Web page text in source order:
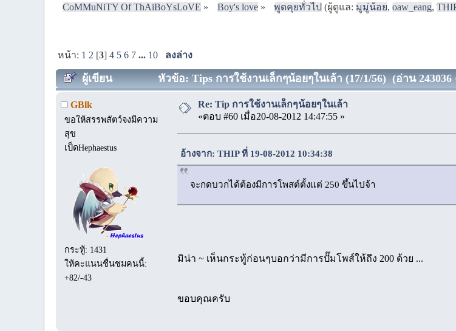
CoMMuNiTY Of ThAiBoYsLoVE » Boy's love» พูดคุยทั่วไป (ผู้ดูแล: มูมู่น้อย, oaw_eang,
หน้า: 1 2 [3]4 5 6 7 ... 10 ลงล่าง
ผู้เขียน หัวข้อ: Tips การใช้งานเล็กๆน้อยๆในเล้า (17/1/56) (อ่าน 243036
GBlk
ขอให้สรรพสัตว์จงมีความ
สุข
เป็ดHephaestus
กระทู้: 1431
ให้คะแนนชื่นชมคนนี้:
+82/-43
Re: Tip การใช้งานเล็กๆน้อยๆในเล้า
«ตอบ #60 เมื่อ20-08-2012 14:47:55 »
อ้างจาก: THIP ที่ 19-08-2012 10:34:38
จะกดบวกได้ต้องมีการโพสต์ตั้งแต่ 250 ขึ้นไปจ้า
มิน่า ~ เห็นกระทู้ก่อนๆบอกว่ามีการปั๊มโพส์ให้ถึง 200 ด้วย ...
ขอบคุณครับ